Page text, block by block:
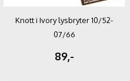
Knott i Ivory lysbryter 10/52-
07/66
89,-